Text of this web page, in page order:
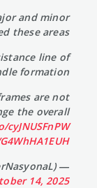
and minor
these areas.
line of
formation.
are not
the overall…
— EᴛʜᴇʀNᴀꜱʏᴏɴᴀL 💹🧲 (@EtherNasyonaL)
14, 2025